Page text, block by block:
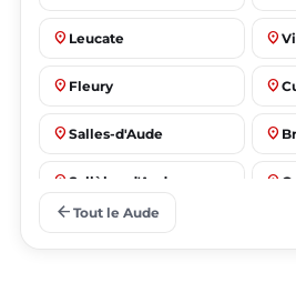
place Leucate place
place Fleury place
place Salles-d'Aude place
place Sallèles-d'Aude place
arrow_back Tout le Aude